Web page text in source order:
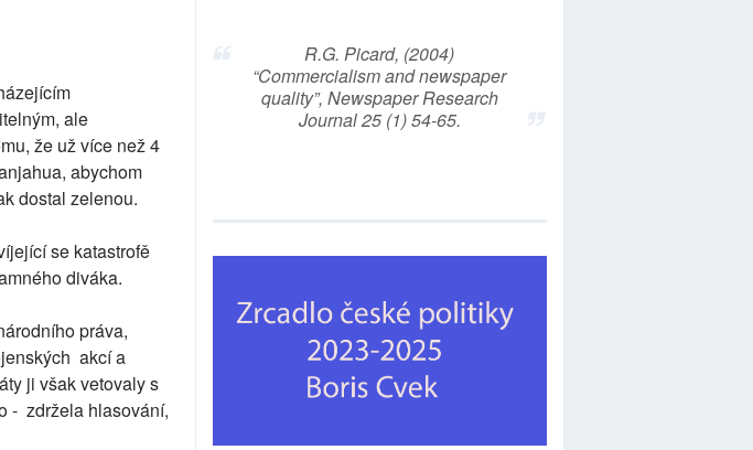
ale
že už více než 4
abychom
dostal zelenou.
se katastrofě
diváka.
práva,
akcí a
ji však vetovaly s
- zdržela hlasování,
R.G. Picard, (2004)
“Commercialism and newspaper
quality”, Newspaper Research
Journal 25 (1) 54-65.